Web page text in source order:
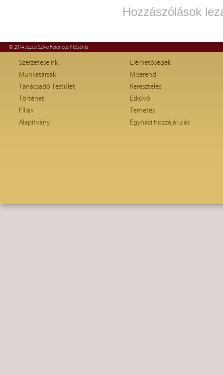
Hozzászólások
© 2014 Jézus Szíve Ferences Plébánia
Szerzeteseink
Munkatársak
Tanácsadó Testület
Történet
Fíliák
Alapítvány
Elérhetőségek
Miserend
Keresztelés
Esküvő
Temetés
Egyházi hozzájárulás